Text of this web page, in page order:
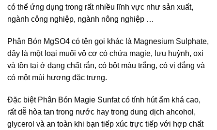
có thể ứng dụng trong rất nhiều lĩnh vực như sản xuất,
ngành công nghiệp, ngành nông nghiệp …
Phân Bón MgSO4 có tên gọi khác là Magnesium Sulphate,
đây là một loại muối vô cơ có chứa magie, lưu huỳnh, oxi
và tồn tại ở dạng chất rắn, có bột màu trắng, có vị đắng và
có một mùi hương đặc trưng.
Đặc biệt Phân Bón Magie Sunfat có tính hút ẩm khá cao,
rất dễ hòa tan trong nước hay trong dung dịch ahcohol,
glycerol và an toàn khi bạn tiếp xúc trực tiếp với hợp chất